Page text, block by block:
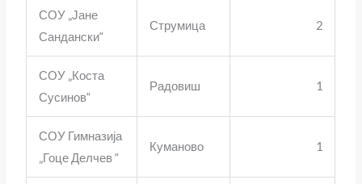
СОУ „Јане
Сандански“
Струмица 2
СОУ „Коста
Сусинов“
Радовиш 1
СОУ Гимназија
„Гоце Делчев “
Куманово 1